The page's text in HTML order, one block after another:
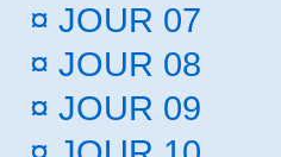
¤ JOUR 07
¤ JOUR 08
¤ JOUR 09